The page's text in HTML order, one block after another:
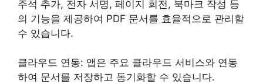
주석 추가, 전자 서명, 페이지 회전, 북마크 작성 등
의 기능을 제공하여 PDF 문서를 효율적으로 관리할
수 있습니다.
클라우드 연동: 앱은 주요 클라우드 서비스와 연동
하여 문서를 저장하고 동기화할 수 있습니다.